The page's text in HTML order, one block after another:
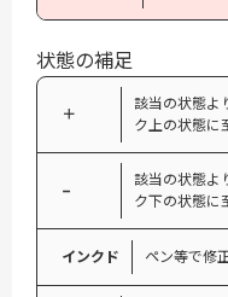
状態の補足
＋
該当の状態よ
ク上の状態に
−
該当の状態よ
ク下の状態に
インクド ペン等で修